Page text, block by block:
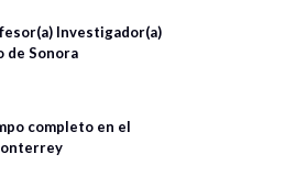
Investigador(a)
de Sonora
completo en el